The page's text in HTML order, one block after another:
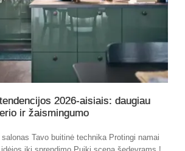
2026-aisiais: daugiau
ir žaismingumo
Tavo buitinė technika Protingi namai